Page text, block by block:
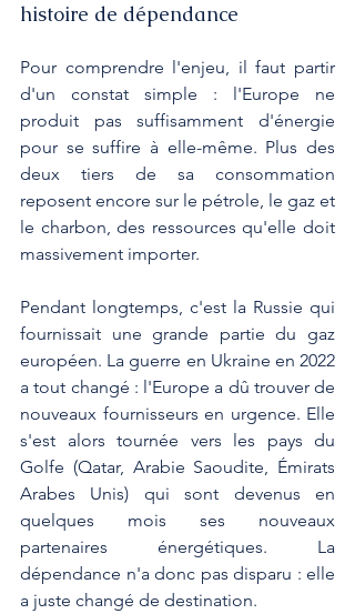
histoire de dépendance
Pour comprendre l'enjeu, il faut partir
d'un constat simple : l'Europe ne
produit pas suffisamment d'énergie
pour se suffire à elle-même. Plus des
deux tiers de sa consommation
reposent encore sur le pétrole, le gaz et
le charbon, des ressources qu'elle doit
massivement importer.
Pendant longtemps, c'est la Russie qui
fournissait une grande partie du gaz
européen. La guerre en Ukraine en 2022
a tout changé : l'Europe a dû trouver de
nouveaux fournisseurs en urgence. Elle
s'est alors tournée vers les pays du
Golfe (Qatar, Arabie Saoudite, Émirats
Arabes Unis) qui sont devenus en
quelques mois ses nouveaux
partenaires énergétiques. La
dépendance n'a donc pas disparu : elle
a juste changé de destination.